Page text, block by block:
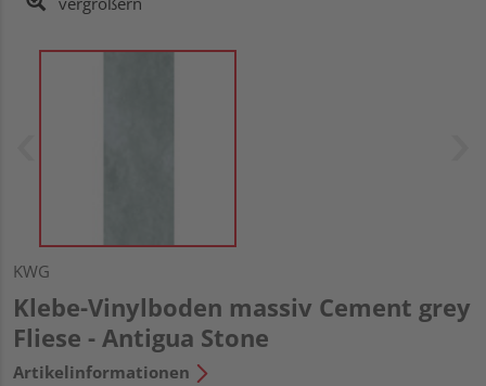
KWG
Klebe-Vinylboden massiv Cement grey
Fliese - Antigua Stone
Artikelinformationen